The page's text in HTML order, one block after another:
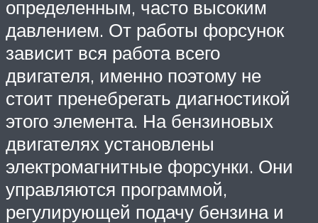
определенным, часто высоким
давлением. От работы форсунок
зависит вся работа всего
двигателя, именно поэтому не
стоит пренебрегать диагностикой
этого элемента. На бензиновых
двигателях установлены
электромагнитные форсунки. Они
управляются программой,
регулирующей подачу бензина и